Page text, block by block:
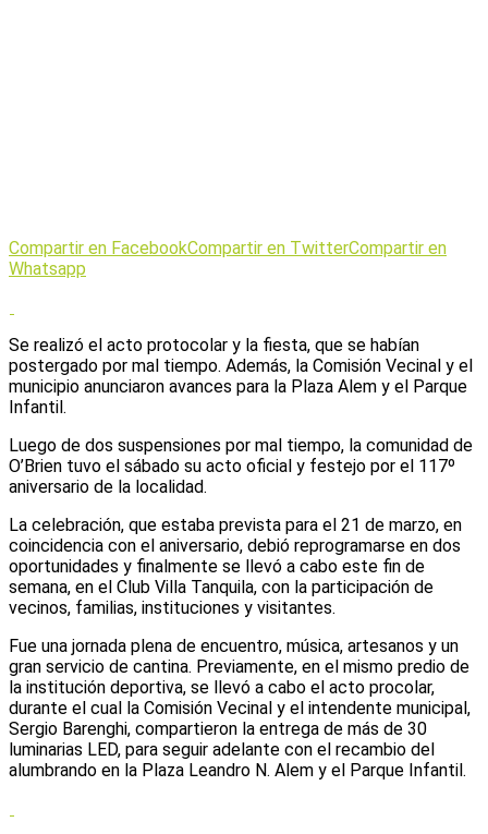
Compartir en FacebookCompartir en TwitterCompartir en
Whatsapp
Se realizó el acto protocolar y la fiesta, que se habían
postergado por mal tiempo. Además, la Comisión Vecinal y el
municipio anunciaron avances para la Plaza Alem y el Parque
Infantil.
Luego de dos suspensiones por mal tiempo, la comunidad de
O’Brien tuvo el sábado su acto oficial y festejo por el 117º
aniversario de la localidad.
La celebración, que estaba prevista para el 21 de marzo, en
coincidencia con el aniversario, debió reprogramarse en dos
oportunidades y finalmente se llevó a cabo este fin de
semana, en el Club Villa Tanquila, con la participación de
vecinos, familias, instituciones y visitantes.
Fue una jornada plena de encuentro, música, artesanos y un
gran servicio de cantina. Previamente, en el mismo predio de
la institución deportiva, se llevó a cabo el acto procolar,
durante el cual la Comisión Vecinal y el intendente municipal,
Sergio Barenghi, compartieron la entrega de más de 30
luminarias LED, para seguir adelante con el recambio del
alumbrando en la Plaza Leandro N. Alem y el Parque Infantil.